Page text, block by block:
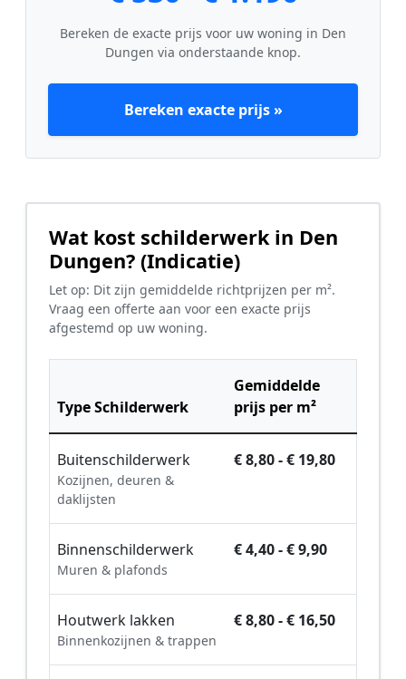
Bereken de exacte prijs voor uw woning in Den
Dungen via onderstaande knop.
Bereken exacte prijs »
Wat kost schilderwerk in Den
Dungen? (Indicatie)
Let op: Dit zijn gemiddelde richtprijzen per m².
Vraag een offerte aan voor een exacte prijs
afgestemd op uw woning.
Type Schilderwerk
Gemiddelde
prijs per m²
Buitenschilderwerk
Kozijnen, deuren &
daklijsten
€ 8,80 - € 19,80
Binnenschilderwerk
Muren & plafonds
€ 4,40 - € 9,90
Houtwerk lakken
Binnenkozijnen & trappen
€ 8,80 - € 16,50